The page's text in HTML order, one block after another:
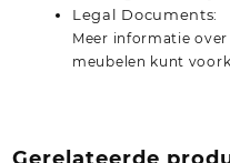
Legal Documents:
Meer informatie
meubelen kunt
Gerelateerde